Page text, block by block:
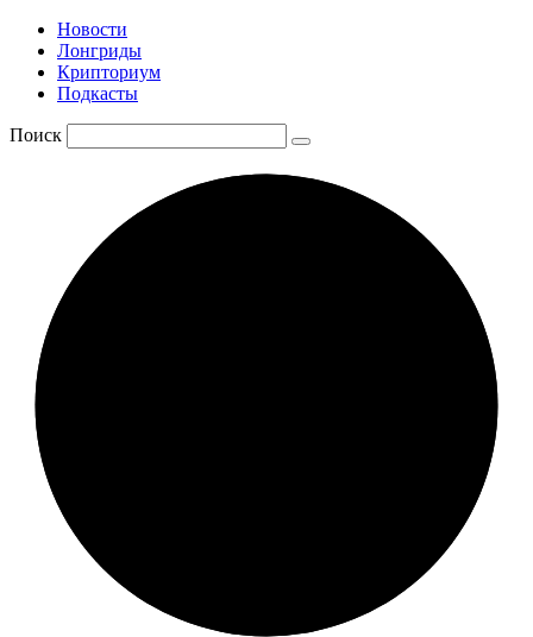
Новости
Лонгриды
Крипториум
Подкасты
Поиск